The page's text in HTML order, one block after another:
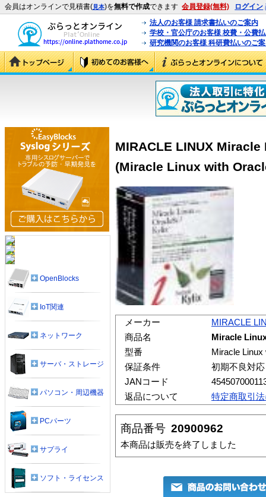
会員はオンラインで見積書(見本)を無料で作成できます 会員登録(無料) ログイン
法人のお客様 請求書払いのご案内
学校・官公庁のお客様 校費・公費
研究機関のお客様 科研費払いのご
MIRACLE LINUX
(Miracle Linux with
メーカー
MIRACLE
商品名
Miracle
型番
Miracle
保証条件
初期不良対
JANコード
返品について
特定商取引
商品番号 20900962
本商品は販売を終了しました
OpenBlocks
IoT関連
ネットワーク
サーバ・ストレージ
パソコン・周辺機器
PCパーツ
サプライ
ソフト・ライセンス